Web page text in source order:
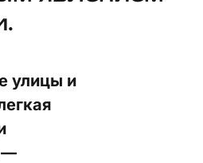
улицы и
—